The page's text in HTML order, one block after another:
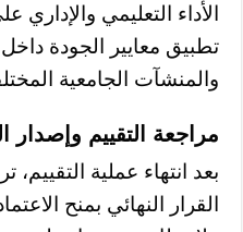
الأداء التعليمي
تطبيق معايير الجودة
والمنشآت الجامعية
مراجعة التقييم وإصدار
بعد انتهاء عملية التقييم،
القرار النهائي بمنح